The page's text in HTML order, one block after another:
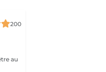
200